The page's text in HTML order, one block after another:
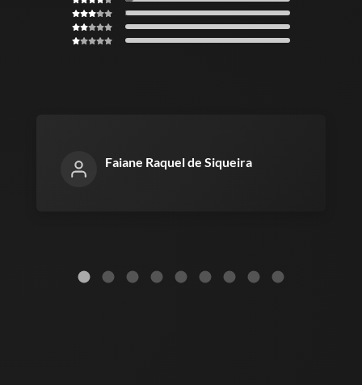
Faiane Raquel de Siqueira